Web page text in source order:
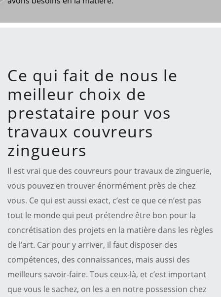
Ce qui fait de nous le
meilleur choix de
prestataire pour vos
travaux couvreurs
zingueurs
Il est vrai que des couvreurs pour travaux de zinguerie,
vous pouvez en trouver énormément près de chez
vous. Ce qui est aussi exact, c’est ce que ce n’est pas
tout le monde qui peut prétendre être bon pour la
concrétisation des projets en la matière dans les règles
de l’art. Car pour y arriver, il faut disposer des
compétences, des connaissances, mais aussi des
meilleurs savoir-faire. Tous ceux-là, et c’est important
que vous le sachez, on les a en notre possession chez